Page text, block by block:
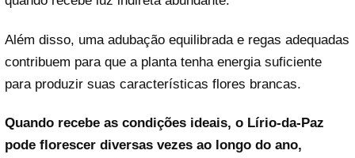
Além disso, uma adubação equilibrada e regas adequadas
contribuem para que a planta tenha energia suficiente
para produzir suas características flores brancas.
Quando recebe as condições ideais, o Lírio-da-Paz
pode florescer diversas vezes ao longo do ano,